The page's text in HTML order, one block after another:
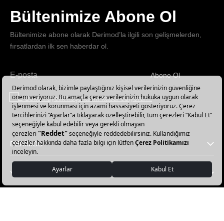
Bültenimize Abone Ol
Bültenimize abone olarak Derimod’la ilgili son gelişmelerden,
fırsatlardan ilk sen haberdar ol.
Haber
bültenimize
abone
olun!
Abone Ol
E-Bülten üyelik koşullarını kabul ediyorum.
DERİMOD
YARDIM